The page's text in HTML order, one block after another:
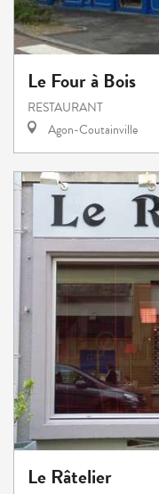
Le Four à Bois
RESTAURANT
Agon-Coutainville
Le Râtelier